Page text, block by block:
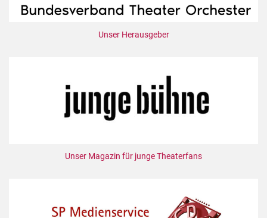
Unser Herausgeber
Unser Magazin für junge Theaterfans